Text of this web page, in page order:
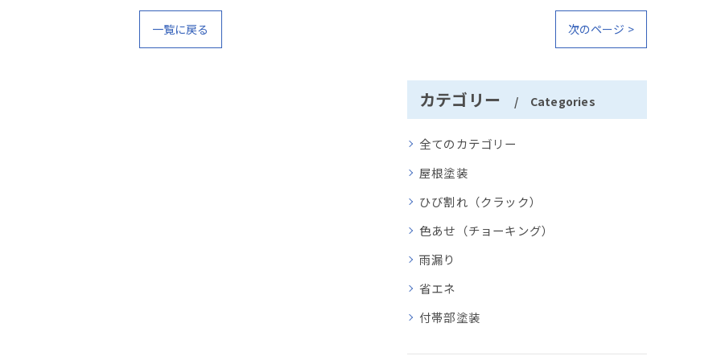
一覧に戻る 次のページ >
カテゴリー Categories
全てのカテゴリー
屋根塗装
ひび割れ（クラック）
色あせ（チョーキング）
雨漏り
省エネ
付帯部塗装